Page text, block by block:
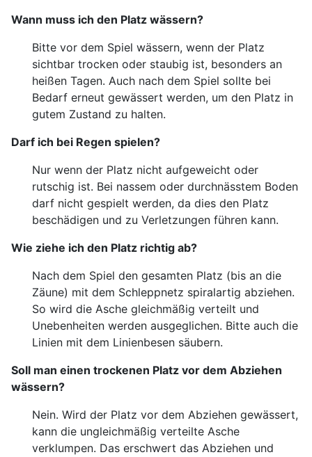
Wann muss ich den Platz wässern?
Bitte vor dem Spiel wässern, wenn der Platz
sichtbar trocken oder staubig ist, besonders an
heißen Tagen. Auch nach dem Spiel sollte bei
Bedarf erneut gewässert werden, um den Platz in
gutem Zustand zu halten.
Darf ich bei Regen spielen?
Nur wenn der Platz nicht aufgeweicht oder
rutschig ist. Bei nassem oder durchnässtem Boden
darf nicht gespielt werden, da dies den Platz
beschädigen und zu Verletzungen führen kann.
Wie ziehe ich den Platz richtig ab?
Nach dem Spiel den gesamten Platz (bis an die
Zäune) mit dem Schleppnetz spiralartig abziehen.
So wird die Asche gleichmäßig verteilt und
Unebenheiten werden ausgeglichen. Bitte auch die
Linien mit dem Linienbesen säubern.
Soll man einen trockenen Platz vor dem Abziehen
wässern?
Nein. Wird der Platz vor dem Abziehen gewässert,
kann die ungleichmäßig verteilte Asche
verklumpen. Das erschwert das Abziehen und